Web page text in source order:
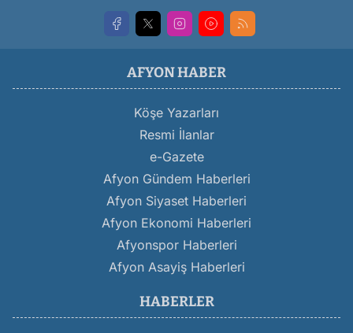
AFYON HABER
Köşe Yazarları
Resmi İlanlar
e-Gazete
Afyon Gündem Haberleri
Afyon Siyaset Haberleri
Afyon Ekonomi Haberleri
Afyonspor Haberleri
Afyon Asayiş Haberleri
HABERLER